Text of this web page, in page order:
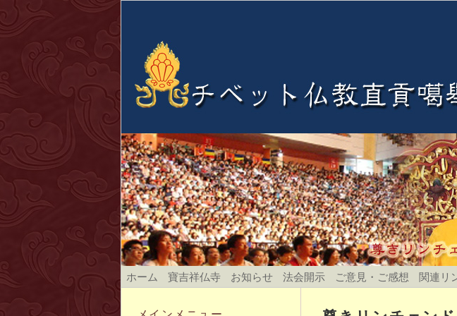
ホーム 寶吉祥仏寺 お知らせ 法会開示 ご意見・ご感想 関連リ